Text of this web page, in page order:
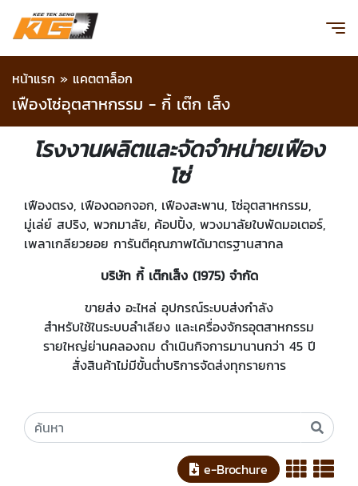
หน้าแรก » แคตตาล็อก
เฟืองโซ่อุตสาหกรรม - กี้ เต๊ก เส็ง
โรงงานผลิตและจัดจำหน่ายเฟือง
โซ่
เฟืองตรง, เฟืองดอกจอก, เฟืองสะพาน, โซ่อุตสาหกรรม,
มู่เล่ย์ สปริง, พวกมาลัย, ค้อปปิ้ง, พวงมาลัยใบพัดมอเตอร์,
เพลาเกลียวยอย การันตีคุณภาพได้มาตรฐานสากล
บริษัท กี้ เต๊กเส็ง (1975) จำกัด
ขายส่ง อะไหล่ อุปกรณ์ระบบส่งกำลัง
สำหรับใช้ในระบบลำเลียง และเครื่องจักรอุตสาหกรรม
รายใหญ่ย่านคลองถม ดำเนินกิจการมานานกว่า 45 ปี
สั่งสินค้าไม่มีขั้นต่ำบริการจัดส่งทุกรายการ
e-Brochure